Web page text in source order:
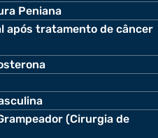
Peniana
após tratamento de câncer
(Cirurgia de